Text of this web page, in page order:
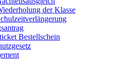
der Klasse
Bestellschein